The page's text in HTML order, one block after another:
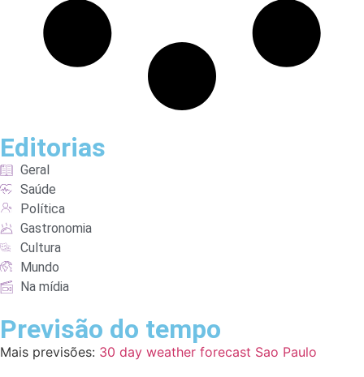
Editorias
Geral
Saúde
Política
Gastronomia
Cultura
Mundo
Na mídia
Previsão do tempo
Mais previsões: 30 day weather forecast Sao Paulo